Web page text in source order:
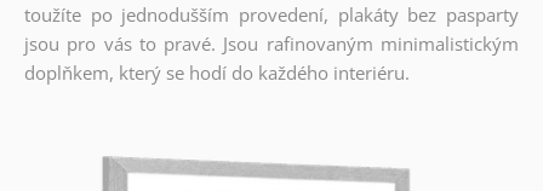
toužíte po jednodušším provedení, plakáty bez pasparty
jsou pro vás to pravé. Jsou rafinovaným minimalistickým
doplňkem, který se hodí do každého interiéru.